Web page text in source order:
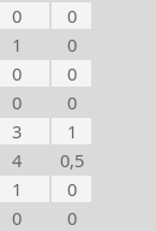
0
0
1
0
0
0
0
0
3
1
4
0,5
1
0
0
0